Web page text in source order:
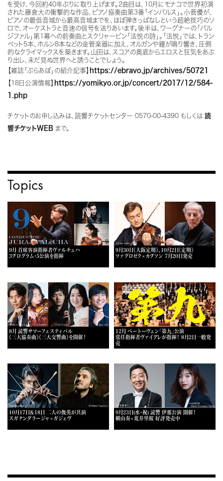
を受け、今回約40年ぶりに取り上げます。 2曲目は、10月にモナコで世界初演
された藤倉大の衝撃的な作品、ピアノ協奏曲第3番「インパルス」。小菅優が、
ピアノの最低音域から最高音域までを、ほぼ弾きっぱなしという超絶技巧のソ
ロで、オーケストラと音速の信号を送りあいます。後半は、ワーグナーの「パル
ジファル」第1幕への前奏曲とスクリャービン「法悦の詩」。「法悦」では、トラン
ペット5本、ホルン8本などの金管楽器に加え、オルガンや鐘が鳴り響き、圧倒
的なクライマックスを築きます。山田は、スコアの奥底からエロスと狂気をあぶ
り出し、未だ見ぬ世界へと誘うことでしょう。
【雑誌「ぶらあぼ」の紹介記事】 https://ebravo.jp/archives/50721
【18日公演情報】 https://yomikyo.or.jp/concert/2017/12/584-
1.php
チケットのお申し込みは、読響チケットセンター 0570-00-4390 もしくは 読
響チケットWEB まで。
Topics
9月 首席客演指揮者ヴァルチュハ
3プログラム・5公演を指揮
9月30日《大阪定期》、10月2日《定期》
ツァグロゼク×カプソン 7月20日発売
8月 読響サマーフェスティバル
《三大協奏曲》《三大交響曲》を開催！
12月 ベートーヴェン「第九」公演
常任指揮者ヴァイグレが指揮！ 8月2日一般発
売
10月17日＆18日 二人の俊英が共演
スガナンダラージャ×ガジェヴ
9月23日(水・祝) 読響 伊那公演 開催！
横山奏×荒井里桜 好評発売中